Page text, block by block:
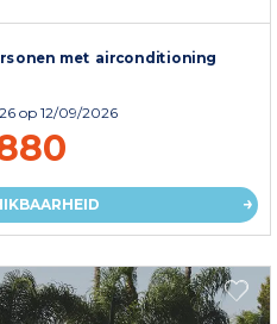
met airconditioning
op 12/09/2026